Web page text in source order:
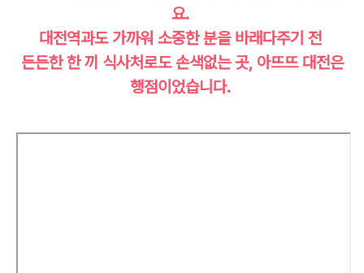
요.
대전역과도 가까워 소중한 분을 바래다주기 전
든든한 한 끼 식사처로도 손색없는 곳, 아뜨뜨 대전은
행점이었습니다.